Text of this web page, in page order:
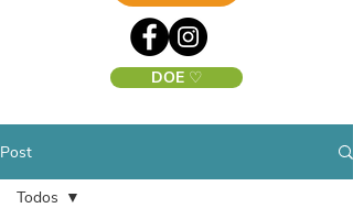
DOE ♡
Post
Todos